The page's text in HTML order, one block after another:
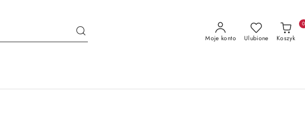
Moje konto Ulubione Koszyk
0